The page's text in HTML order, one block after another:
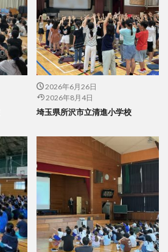
2026年6月26日
2026年8月4日
埼玉県所沢市立清進小学校